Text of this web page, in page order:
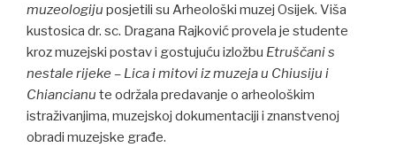
muzeologiju posjetili su Arheološki muzej Osijek. Viša
kustosica dr. sc. Dragana Rajković provela je studente
kroz muzejski postav i gostujuću izložbu Etruščani s
nestale rijeke – Lica i mitovi iz muzeja u Chiusiju i
Chiancianu te održala predavanje o arheološkim
istraživanjima, muzejskoj dokumentaciji i znanstvenoj
obradi muzejske građe.